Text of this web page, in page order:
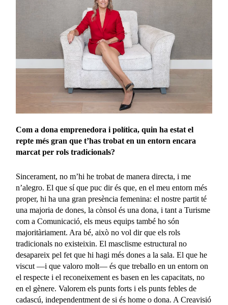
Com a dona emprenedora i política, quin ha estat el
repte més gran que t’has trobat en un entorn encara
marcat per rols tradicionals?
Sincerament, no m’hi he trobat de manera directa, i me
n’alegro. El que sí que puc dir és que, en el meu entorn més
proper, hi ha una gran presència femenina: el nostre partit té
una majoria de dones, la cònsol és una dona, i tant a Turisme
com a Comunicació, els meus equips també ho són
majoritàriament. Ara bé, això no vol dir que els rols
tradicionals no existeixin. El masclisme estructural no
desapareix pel fet que hi hagi més dones a la sala. El que he
viscut —i que valoro molt— és que treballo en un entorn on
el respecte i el reconeixement es basen en les capacitats, no
en el gènere. Valorem els punts forts i els punts febles de
cadascú, independentment de si és home o dona. A Creavisió